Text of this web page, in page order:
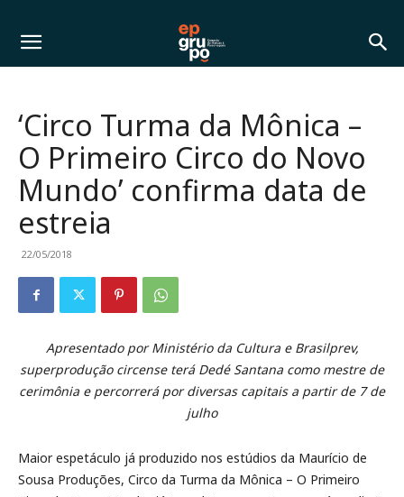
‘Circo Turma da Mônica –
O Primeiro Circo do Novo
Mundo’ confirma data de
estreia
22/05/2018
Apresentado por Ministério da Cultura e Brasilprev,
superprodução circense terá Dedé Santana como mestre de
cerimônia e percorrerá por diversas capitais a partir de 7 de
julho
Maior espetáculo já produzido nos estúdios da Maurício de
Sousa Produções, Circo da Turma da Mônica – O Primeiro